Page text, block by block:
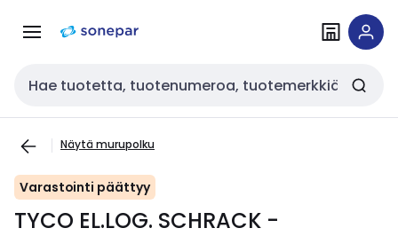
navigointiinsisältöön
Haku
Näytä murupolku
Varastointi päättyy
TYCO EL.LOG. SCHRACK -